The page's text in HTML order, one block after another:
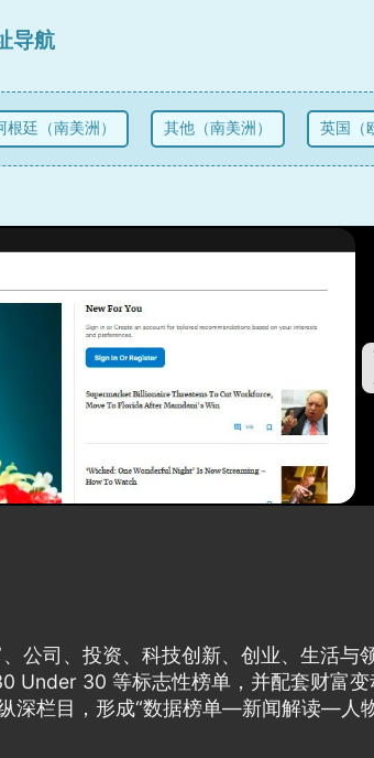
导航
根廷（南美洲） 其他（南美洲） 英国（
公司、投资、科技创新、创业、生活与
Under 30 等标志性榜单，并配套财富
栏目，形成“数据榜单—新闻解读—人